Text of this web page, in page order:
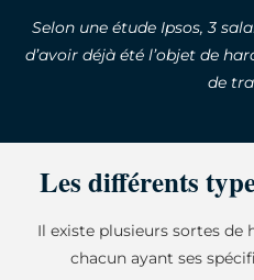
Selon une étude Ipsos, 3
d’avoir déjà été l’objet de
de
Les différents
Il existe plusieurs sortes
chacun ayant ses